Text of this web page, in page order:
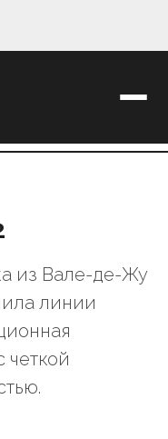
из Вале-де-Жу
линии
четкой